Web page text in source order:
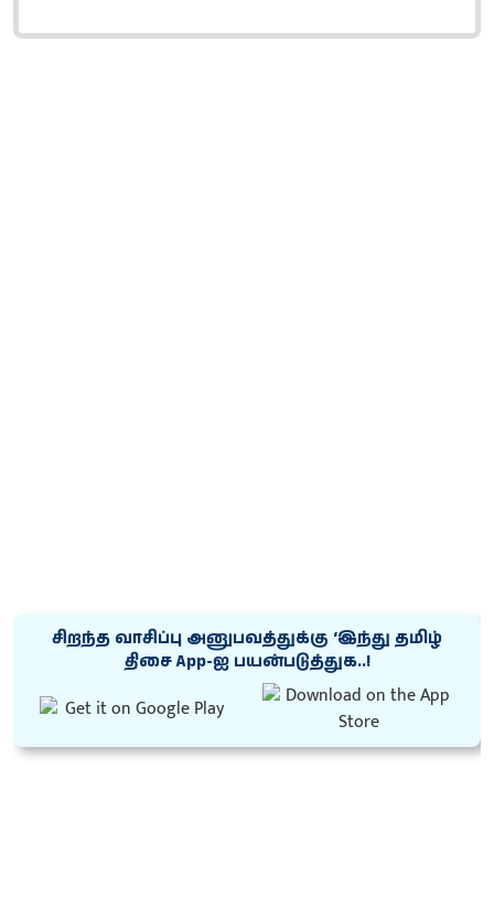
சிறந்த வாசிப்பு அனுபவத்துக்கு ‘இந்து தமிழ்
திசை App-ஐ பயன்படுத்துக..!